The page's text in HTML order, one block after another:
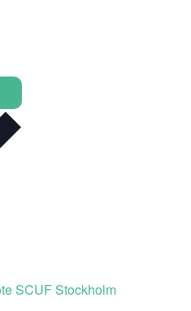
SCUF Stockholm